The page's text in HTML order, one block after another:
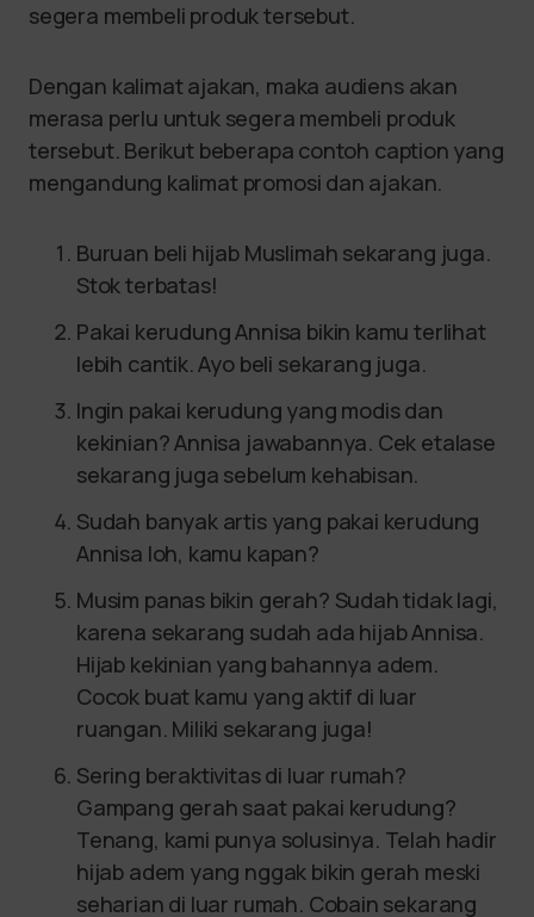
segera membeli produk tersebut.
Dengan kalimat ajakan, maka audiens akan
merasa perlu untuk segera membeli produk
tersebut. Berikut beberapa contoh caption yang
mengandung kalimat promosi dan ajakan.
Buruan beli hijab Muslimah sekarang juga.
Stok terbatas!
Pakai kerudung Annisa bikin kamu terlihat
lebih cantik. Ayo beli sekarang juga.
Ingin pakai kerudung yang modis dan
kekinian? Annisa jawabannya. Cek etalase
sekarang juga sebelum kehabisan.
Sudah banyak artis yang pakai kerudung
Annisa loh, kamu kapan?
Musim panas bikin gerah? Sudah tidak lagi,
karena sekarang sudah ada hijab Annisa.
Hijab kekinian yang bahannya adem.
Cocok buat kamu yang aktif di luar
ruangan. Miliki sekarang juga!
Sering beraktivitas di luar rumah?
Gampang gerah saat pakai kerudung?
Tenang, kami punya solusinya. Telah hadir
hijab adem yang nggak bikin gerah meski
seharian di luar rumah. Cobain sekarang